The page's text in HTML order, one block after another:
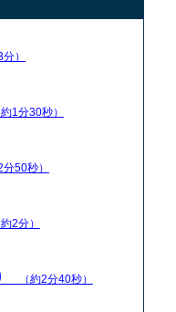
分）
約1分30秒）
分50秒）
約2分）
（約2分40秒）